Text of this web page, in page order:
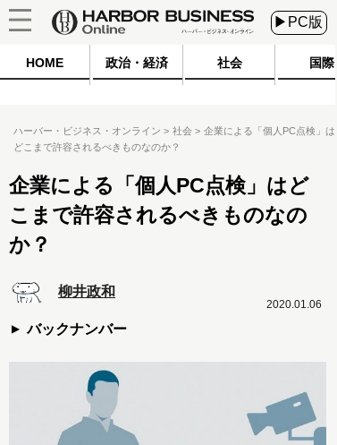
▶PC版
HOME 政治・経済 社会 国際
ハーバー・ビジネス・オンライン 社会
企業による「個人PC点検」は
どこまで許容されるべきものなのか？
企業による「個人PC点検」はど
こまで許容されるべきものなの
か？
柳井政和
バックナンバー
2020.01.06